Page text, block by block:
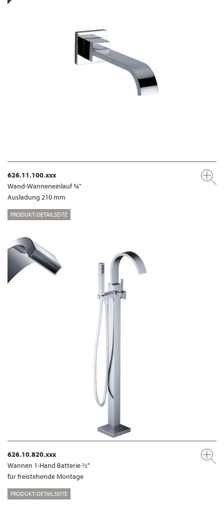
626.11.100.xxx
Wand-Wanneneinlauf ¾"
Ausladung 210 mm
PRODUKT-DETAILSEITE
626.10.820.xxx
Wannen 1-Hand Batterie ½“
für freistehende Montage
PRODUKT-DETAILSEITE